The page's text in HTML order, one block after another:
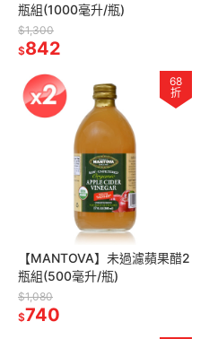
瓶組(1000毫升/瓶)
$1,300
$842
68
折
【MANTOVA】未過濾蘋果醋2
瓶組(500毫升/瓶)
$1,080
$740